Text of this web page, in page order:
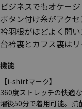
ビジネスでもオケー
ボタン付け糸がアクセ
衿羽根がほどよく開
台衿裏とカフス裏はリ
機能
【i-shirtマーク】
360度ストレッチの快適
濯後50分で着用可能。抗